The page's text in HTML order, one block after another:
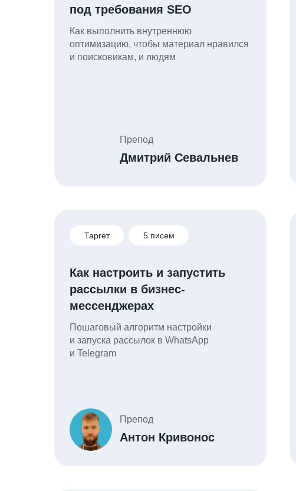
под требования SEO
Как выполнить внутреннюю
оптимизацию, чтобы материал нравился
и поисковикам, и людям
Дмитрий Севальнев
Препод
Как настроить и запустить
рассылки в бизнес-
мессенджерах
Пошаговый алгоритм настройки
и запуска рассылок в WhatsApp
и Telegram
Антон Кривонос
Препод
Таргет 5 писем